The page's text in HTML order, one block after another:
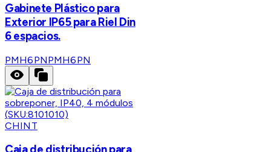
Gabinete Plástico para
Exterior IP65 para Riel Din
6 espacios.
PMH6PNPMH6PN
CHINT